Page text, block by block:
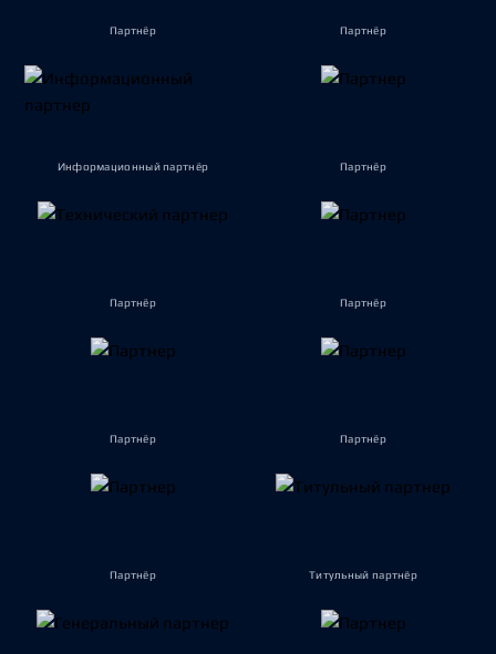
Партнёр Партнёр
Информационный партнёр Партнёр
Партнёр Партнёр
Партнёр Партнёр
Партнёр Титульный партнёр